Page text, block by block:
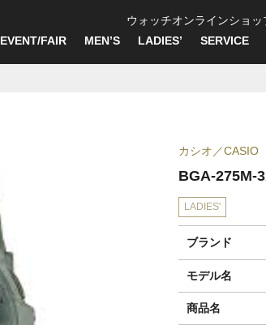
ウォッチオンラインショッ
EVENT/FAIR
MEN’S LADIES’ SERVICE
カシオ CASIO
BGA-275M-
LADIES'
ブランド
モデル名
商品名